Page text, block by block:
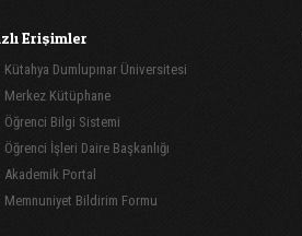
Erişimler
Kütahya Dumlupınar Üniversitesi
Merkez Kütüphane
Öğrenci Bilgi Sistemi
Öğrenci İşleri Daire Başkanlığı
Akademik Portal
Memnuniyet Bildirim Formu